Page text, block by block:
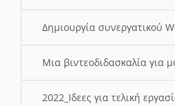
Δημιουργία συνεργατικού
Μια βιντεοδιδασκαλία
2022_Ιδεες για τελική